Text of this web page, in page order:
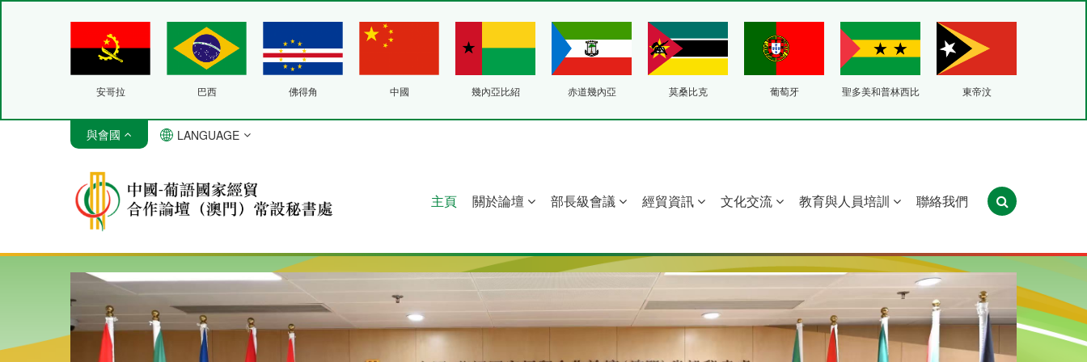
安哥拉 巴西 佛得角 中國 幾內亞比紹 赤道幾內亞 莫桑比克 葡萄牙 聖多美和普林西比 東帝汶
與會國 LANGUAGE
主頁 關於論壇 部長級會議 經貿資訊 文化交流 教育與人員培訓 聯絡我們